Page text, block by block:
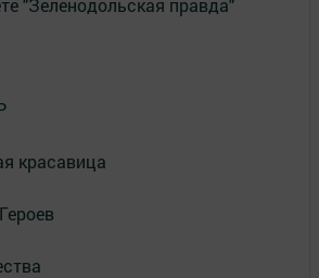
"Зеленодольская правда"
красавица